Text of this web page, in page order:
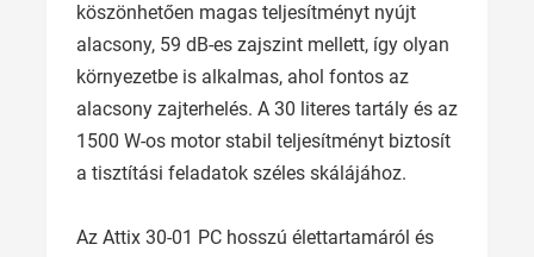
köszönhetően magas teljesítményt nyújt
alacsony, 59 dB-es zajszint mellett, így olyan
környezetbe is alkalmas, ahol fontos az
alacsony zajterhelés. A 30 literes tartály és az
1500 W-os motor stabil teljesítményt biztosít
a tisztítási feladatok széles skálájához.
Az Attix 30-01 PC hosszú élettartamáról és